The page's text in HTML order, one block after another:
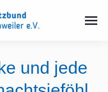
und jede